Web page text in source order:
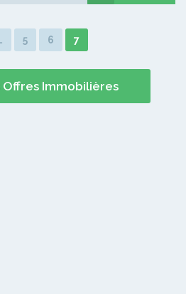
5 6 7
Offres Immobilières